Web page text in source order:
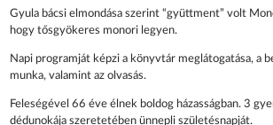
Gyula bácsi elmondása szerint “gyüttment” volt
hogy tősgyökeres monori legyen.
Napi programját képzi a könyvtár meglátogatása, a
munka, valamint az olvasás.
Feleségével 66 éve élnek boldog házasságban. 3
dédunokája szeretetében ünnepli születésnapját.